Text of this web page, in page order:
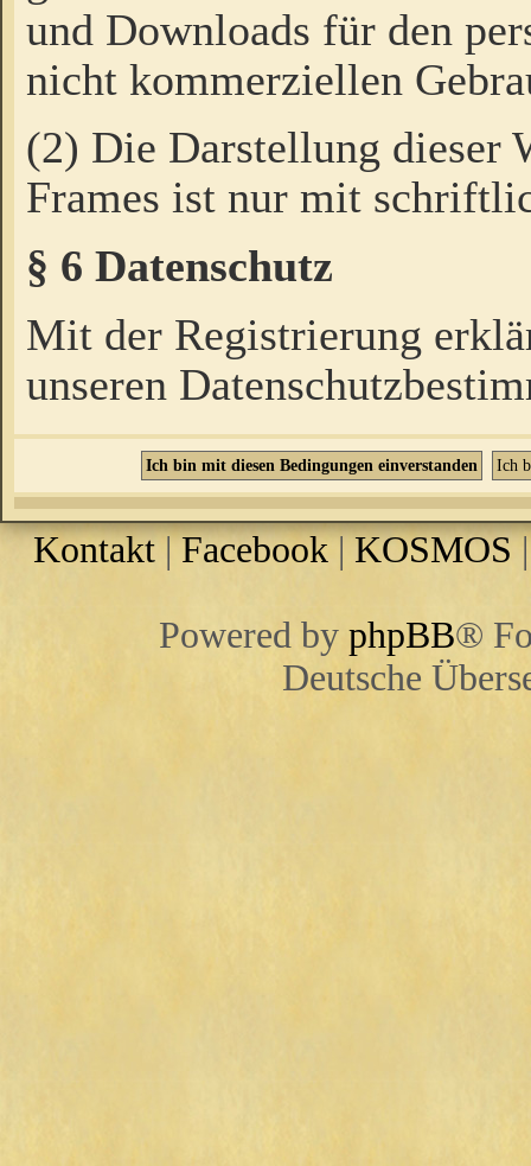
und Downloads für den
nicht kommerziellen
(2) Die Darstellung dieser
Frames ist nur mit
§ 6 Datenschutz
Mit der Registrierung
unseren
Kontakt |Facebook | KOSMOS
Powered by phpBB®
Deutsche